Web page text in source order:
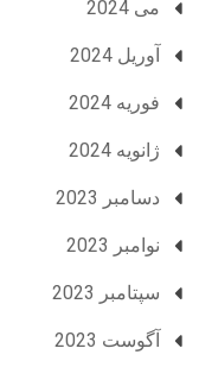
می 2024
آوریل 2024
فوریه 2024
ژانویه 2024
دسامبر 2023
نوامبر 2023
سپتامبر 2023
آگوست 2023